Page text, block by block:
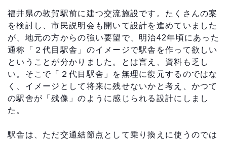
福井県の敦賀駅前に建つ交流施設です。たくさんの案
を検討し、市民説明会も開いて設計を進めていました
が、地元の方からの強い要望で、明治42年頃にあった
通称「２代目駅舎」のイメージで駅舎を作って欲しい
ということが分かりました。とは言え、資料も乏し
い。そこで「２代目駅舎」を無理に復元するのではな
く、イメージとして将来に残せないかと考え、かつて
の駅舎が「残像」のように感じられる設計にしまし
た。
駅舎は、ただ交通結節点として乗り換えに使うのでは